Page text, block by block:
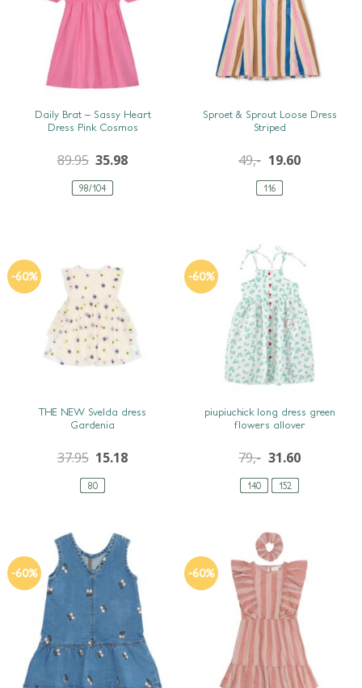
SNEL BEKIJKEN
98/104
Daily Brat – Sassy Heart
Dress Pink Cosmos
89.95 35.98
SNEL BEKIJKEN
116
Sproet & Sprout Loose Dress
Striped
49,- 19.60
-60%
SNEL BEKIJKEN
80
THE NEW Svelda dress
Gardenia
37.95 15.18
-60%
SNEL BEKIJKEN
140 152
piupiuchick long dress green
flowers allover
79,- 31.60
-60% -60%